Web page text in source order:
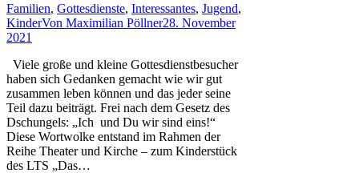
Familien, Gottesdienste, Interessantes, Jugend,
KinderVon Maximilian Pöllner28. November
2021
Viele große und kleine Gottesdienstbesucher
haben sich Gedanken gemacht wie wir gut
zusammen leben können und das jeder seine
Teil dazu beiträgt. Frei nach dem Gesetz des
Dschungels: „Ich und Du wir sind eins!“
Diese Wortwolke entstand im Rahmen der
Reihe Theater und Kirche – zum Kinderstück
des LTS „Das…